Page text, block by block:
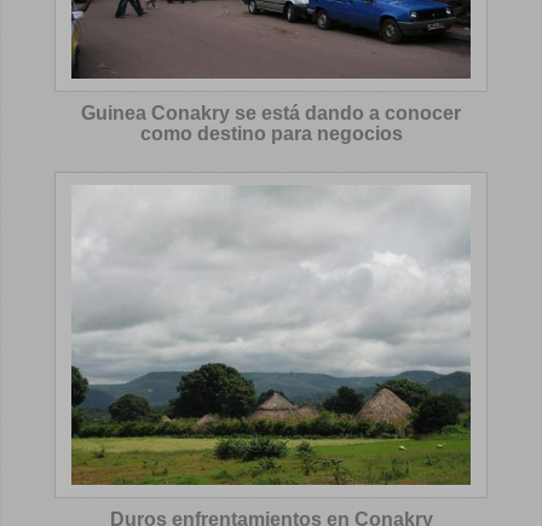
Guinea Conakry se está dando a conocer
como destino para negocios
Duros enfrentamientos en Conakry